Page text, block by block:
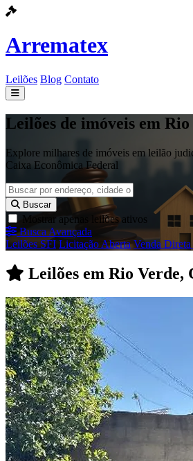
Arrematex
Leilões Blog Contato
Leilões
Leilões de imóveis em
Explore milhares de imóveis em leilão
Caixa Econômica Federal
Buscar
Mostrar apenas leilões ativos
Busca Avançada
Leilões SFI Licitação Aberta Venda
Leilões em Rio Verde,